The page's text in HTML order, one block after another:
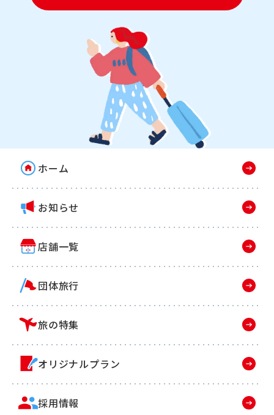
ホーム
お知らせ
店舗一覧
団体旅行
旅の特集
オリジナルプラン
採用情報